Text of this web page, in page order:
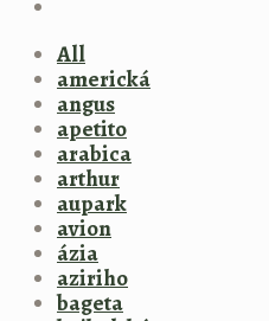
All
americká
angus
apetito
arabica
arthur
aupark
avion
ázia
aziriho
bageta